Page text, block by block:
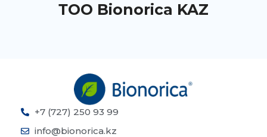
ТОО Bionorica KAZ
+7 (727) 250 93 99
info@bionorica.kz